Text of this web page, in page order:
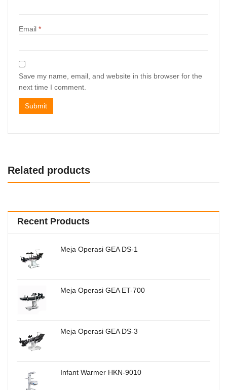
Email *
Save my name, email, and website in this browser for the
next time I comment.
Related products
Recent Products
Meja Operasi GEA DS-1
Meja Operasi GEA ET-700
Meja Operasi GEA DS-3
Infant Warmer HKN-9010